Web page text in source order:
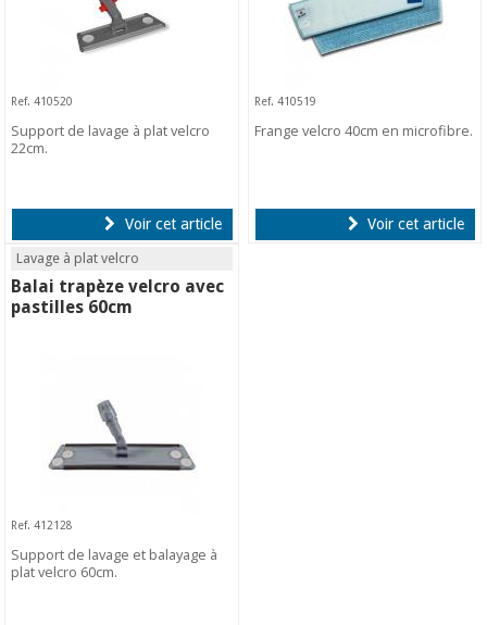
Ref. 410520
Support de lavage à plat velcro
22cm.
Voir cet article
Ref. 410519
Frange velcro 40cm en microfibre.
Voir cet article
Lavage à plat velcro
Balai trapèze velcro avec
pastilles 60cm
Ref. 412128
Support de lavage et balayage à
plat velcro 60cm.